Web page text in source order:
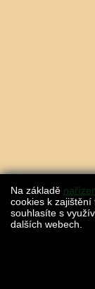
Na základě
cookies k zajištění
souhlasíte s
dalších webech.